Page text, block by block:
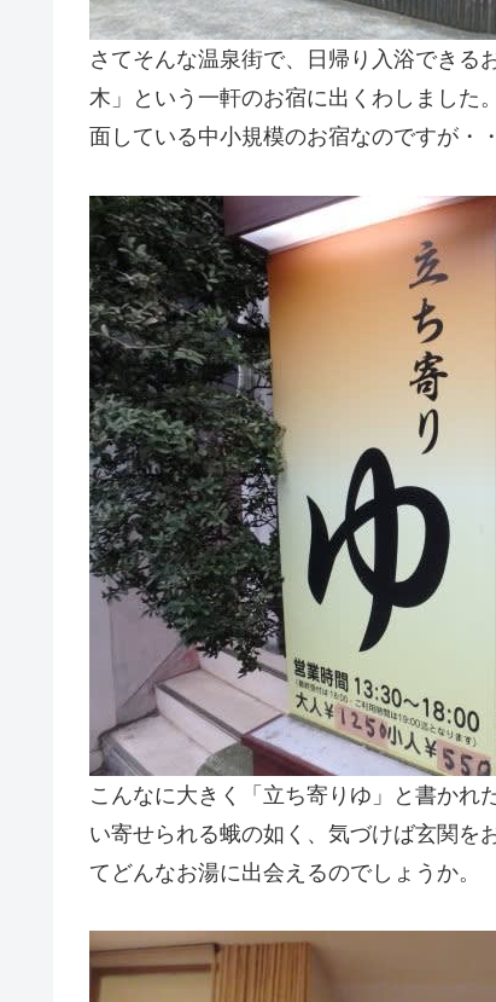
さてそんな温泉街で、日帰り入浴できる
木」という一軒のお宿に出くわしました
面している中小規模のお宿なのですが・
こんなに大きく「立ち寄りゆ」と書かれ
い寄せられる蛾の如く、気づけば玄関を
てどんなお湯に出会えるのでしょうか。